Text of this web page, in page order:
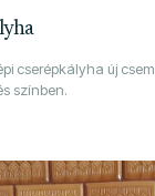
cserépkályha új
színben.